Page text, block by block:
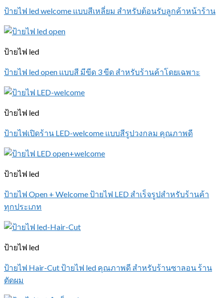
ป้ายไฟ led welcome แบบสีเหลี่ยม สำหรับต้อนรับลูกค้าหน้าร้าน
ป้ายไฟ led
ป้ายไฟ led open แบบสี มีขีด 3 ขีด สำหรับร้านค้าโดยเฉพาะ
ป้ายไฟ led
ป้ายไฟเปิดร้าน LED-welcome แบบสีรูปวงกลม คุณภาพดี
ป้ายไฟ led
ป้ายไฟ Open + Welcome ป้ายไฟ LED สำเร็จรูปสำหรับร้านค้า
ทุกประเภท
ป้ายไฟ led
ป้ายไฟ Hair-Cut ป้ายไฟ led คุณภาพดี สำหรับร้านซาลอน ร้าน
ตัดผม